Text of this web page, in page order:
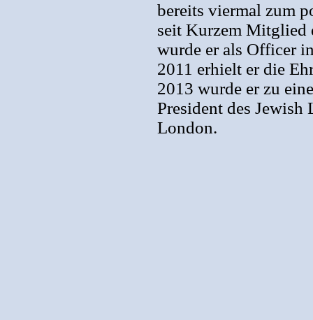
bereits viermal zum
seit Kurzem Mitglied
wurde er als Officer
2011 erhielt er die
2013 wurde er zu
President des
London.